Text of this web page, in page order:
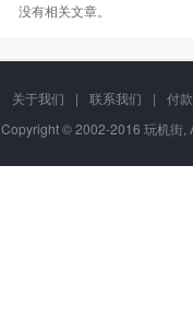
没有相关文章。
关于我们 | 联系我们 |
付
Copyright © 2002-2016 玩机街